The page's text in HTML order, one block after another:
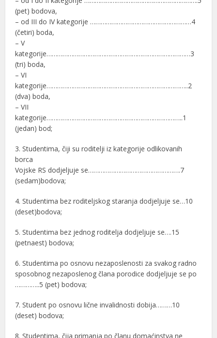
(pet) bodova,
– od III do IV kategorije …………………………………………………4
(četiri) boda,
– V
kategorije………………………………………………………………………3
(tri) boda,
– VI
kategorije……………………………………………………………………..2
(dva) boda,
– VII
kategorije…………………………………………………………………..1
(jedan) bod;
3. Studentima, čiji su roditelji iz kategorije odlikovanih
borca
Vojske RS dodjeljuje se…………………………………………….7
(sedam)bodova;
4. Studentima bez roditeljskog staranja dodjeljuje se…10
(deset)bodova;
5. Studentima bez jednog roditelja dodjeljuje se….15
(petnaest) bodova;
6. Studentima po osnovu nezaposlenosti za svakog radno
sposobnog nezaposlenog člana porodice dodjeljuje se po
…………..5 (pet) bodova;
7. Student po osnovu lične invalidnosti dobija………10
(deset) bodova;
8. Studentima, čija primanja po članu domaćinstva ne